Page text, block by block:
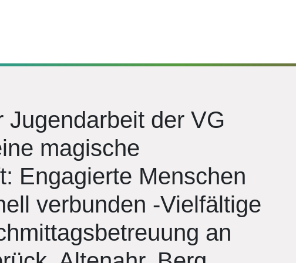
Jugendarbeit der VG
magische
Engagierte Menschen
verbunden -Vielfältige
an